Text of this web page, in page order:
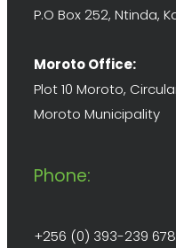
P.O Box 252, Ntinda,
Moroto Office:
Plot 10 Moroto,
Moroto Municipality
Phone:
+256 (0) 393-239 678